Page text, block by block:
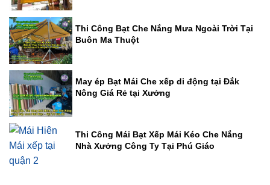
Thi Công Bạt Che Nắng Mưa Ngoài Trời Tại
Buôn Ma Thuột
May ép Bạt Mái Che xếp di động tại Đắk
Nông Giá Rẻ tại Xưởng
Thi Công Mái Bạt Xếp Mái Kéo Che Nắng
Nhà Xưởng Công Ty Tại Phú Giáo